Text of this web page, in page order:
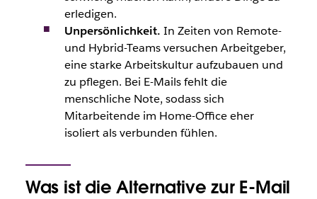
erledigen.
Unpersönlichkeit. In Zeiten von Remote-
und Hybrid-Teams versuchen Arbeitgeber,
eine starke Arbeitskultur aufzubauen und
zu pflegen. Bei E-Mails fehlt die
menschliche Note, sodass sich
Mitarbeitende im Home-Office eher
isoliert als verbunden fühlen.
Was ist die Alternative zur E-Mail